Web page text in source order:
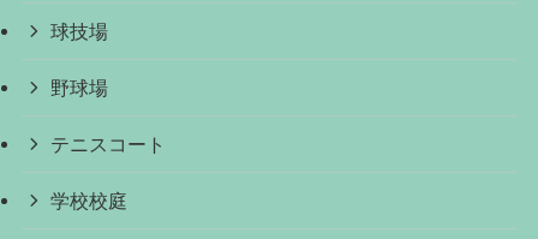
球技場
野球場
テニスコート
学校校庭